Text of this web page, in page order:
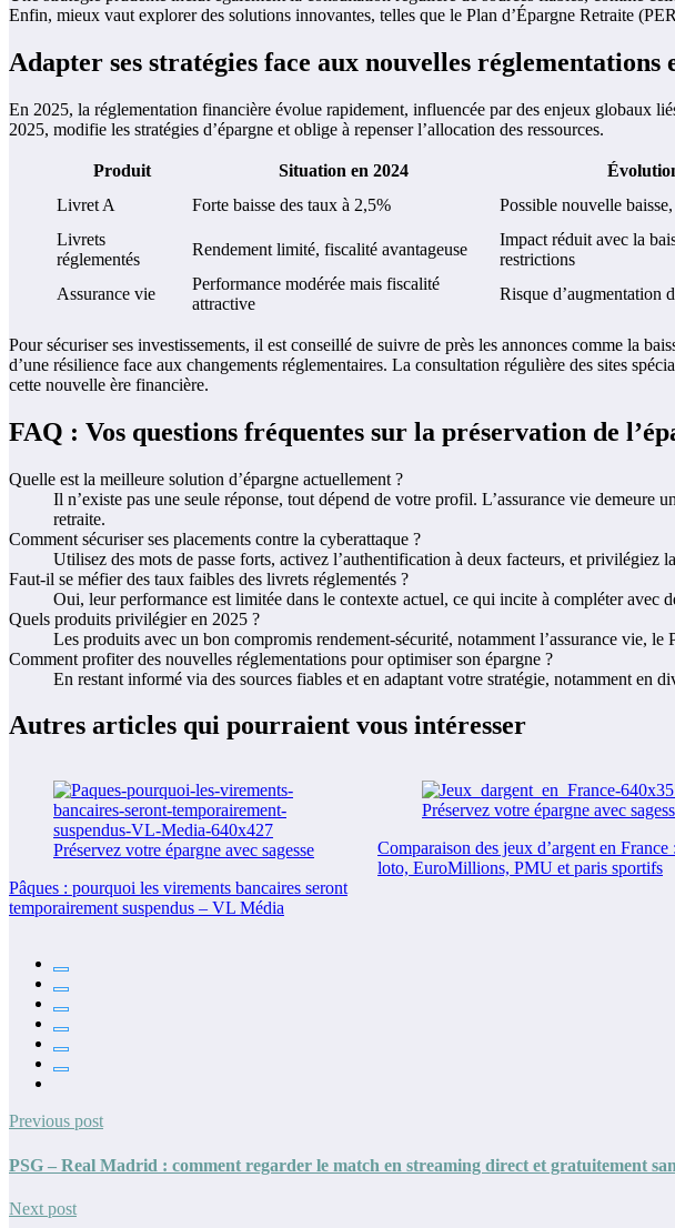
Enfin, mieux vaut explorer des solutions innovantes, telles que le Plan d’Épargne Retraite
Adapter ses stratégies face aux nouvelles réglementations
En 2025, la réglementation financière évolue rapidement, influencée par des enjeux globaux
2025, modifie les stratégies d’épargne et oblige à repenser l’allocation des ressources.
Produit Situation en 2024
Livret A
Forte baisse des taux à 2,5% Possible nouvelle
Livrets
réglementés
Rendement limité, fiscalité avantageuse
Impact réduit avec la
restrictions
Assurance vie
Performance modérée mais fiscalité
attractive
Risque d’augmentation
Pour sécuriser ses investissements, il est conseillé de suivre de près les annonces comme la
d’une résilience face aux changements réglementaires. La consultation régulière des sites
cette nouvelle ère financière.
FAQ : Vos questions fréquentes sur la préservation de
Quelle est la meilleure solution d’épargne actuellement ?
Il n’existe pas une seule réponse, tout dépend de votre profil. L’assurance vie
retraite.
Comment sécuriser ses placements contre la cyberattaque ?
Utilisez des mots de passe forts, activez l’authentification à deux facteurs, et
Faut-il se méfier des taux faibles des livrets réglementés ?
Oui, leur performance est limitée dans le contexte actuel, ce qui incite à compléter avec
Quels produits privilégier en 2025 ?
Les produits avec un bon compromis rendement-sécurité, notamment l’assurance vie,
Comment profiter des nouvelles réglementations pour optimiser son épargne ?
En restant informé via des sources fiables et en adaptant votre stratégie, notamment en
Autres articles qui pourraient vous intéresser
Pâques : pourquoi les virements bancaires seront
temporairement suspendus – VL Média
Comparaison des jeux d’argent en France
loto, EuroMillions, PMU et paris sportifs
Previous post
PSG – Real Madrid : comment regarder le match en streaming direct et gratuitement
Next post